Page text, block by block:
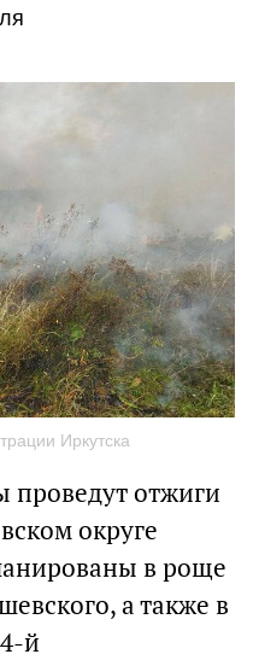
Иркутска
проведут отжиги
округе
в роще
а также в
й